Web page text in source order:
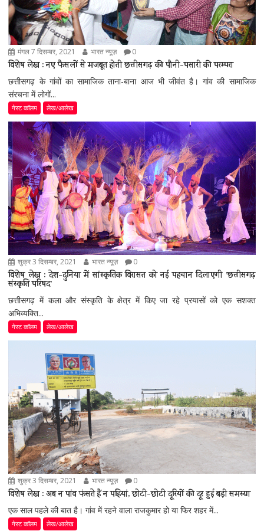
मंगल 7 दिसम्बर, 2021 भारत न्यूज़ 0
विशेष लेख : नए फैसलों से मजबूत होती छत्तीसगढ़ की पौनी-पसारी की परम्परा
छत्तीसगढ़ के गांवों का सामाजिक ताना-बाना आज भी जीवंत है। गांव की सामाजिक
संरचना में लोगों...
गेस्ट कॉलम लेख/आलेख
शुक्र 3 दिसम्बर, 2021 भारत न्यूज़ 0
विशेष लेख : देश-दुनिया में सांस्कृतिक विरासत को नई पहचान दिलाएगी ’छत्तीसगढ़
संस्कृति परिषद’
छत्तीसगढ़ में कला और संस्कृति के क्षेत्र में किए जा रहे प्रयासों को एक सशक्त
अभिव्यक्ति...
गेस्ट कॉलम लेख/आलेख
शुक्र 3 दिसम्बर, 2021 भारत न्यूज़ 0
विशेष लेख : अब न पांव फंसते हैं न पहियां, छोटी-छोटी दूरियों की दूर हुई बड़ी समस्या
एक साल पहले की बात है। गांव में रहने वाला राजकुमार हो या फिर शहर में...
गेस्ट कॉलम लेख/आलेख